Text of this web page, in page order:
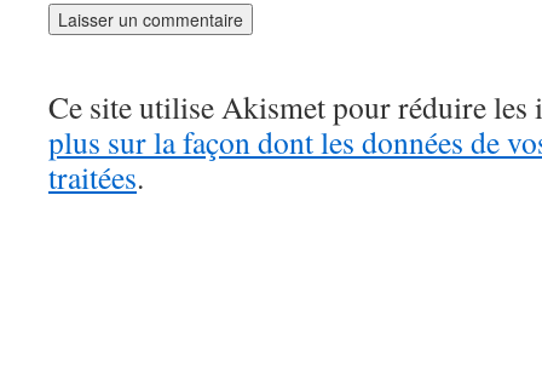
Ce site utilise Akismet pour réduire les
plus sur la façon dont les données de
traitées.